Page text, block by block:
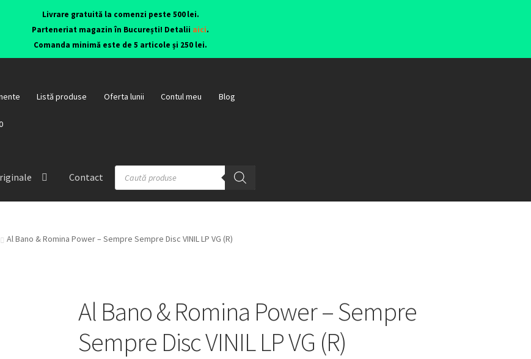
Livrare gratuită la comenzi peste 500 lei.
Parteneriat magazin în București! Detalii aici.
Comanda minimă este de 5 articole și 250 lei.
Listă produse Oferta lunii Contul meu Blog
Contact
Al Bano & Romina Power – Sempre Sempre Disc VINIL LP VG (R)
Al Bano & Romina Power – Sempre
Sempre Disc VINIL LP VG (R)